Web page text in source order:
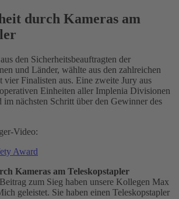
durch Kameras am
den Sicherheitsbeauftragten der
und Länder, wählte aus den zahlreichen
vier Finalisten aus. Eine zweite Jury aus
Einheiten aller Implenia Divisionen
im nächsten Schritt über den Gewinner des
Video:
Award
Kameras am Teleskopstapler
zum Sieg haben unsere Kollegen Max
geleistet. Sie haben einen Teleskopstapler